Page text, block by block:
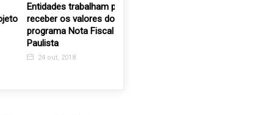
Entidades trabalham para
receber os valores do
programa Nota Fiscal
Paulista
24 out, 2018